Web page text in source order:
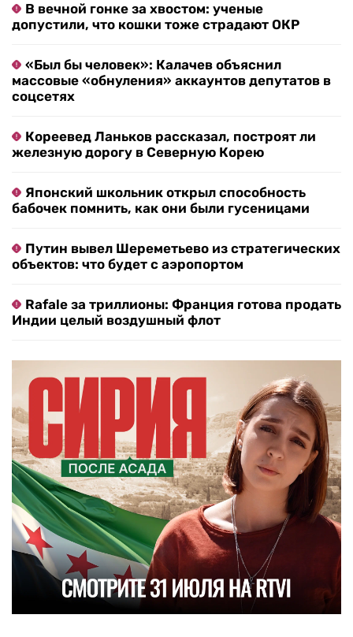
В вечной гонке за хвостом: ученые
допустили, что кошки тоже страдают ОКР
«Был бы человек»: Калачев объяснил
массовые «обнуления» аккаунтов депутатов в
соцсетях
Кореевед Ланьков рассказал, построят ли
железную дорогу в Северную Корею
Японский школьник открыл способность
бабочек помнить, как они были гусеницами
Путин вывел Шереметьево из стратегических
объектов: что будет с аэропортом
Rafale за триллионы: Франция готова продать
Индии целый воздушный флот